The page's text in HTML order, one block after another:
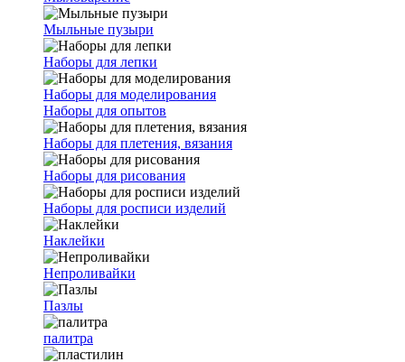
Мыльные пузыри
Наборы для лепки
Наборы для моделирования
Наборы для опытов
Наборы для плетения, вязания
Наборы для рисования
Наборы для росписи изделий
Наклейки
Непроливайки
Пазлы
палитра